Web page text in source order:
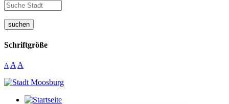
suchen
Schriftgröße
A A A